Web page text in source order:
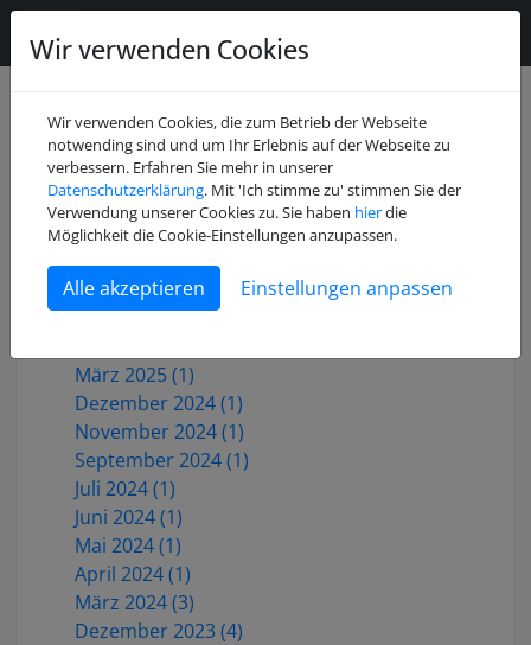
Juli 2026 (2)
Mai 2026 (1)
Dezember 2025 (3)
Oktober 2025 (1)
Juni 2025 (1)
März 2025 (1)
Dezember 2024 (1)
November 2024 (1)
September 2024 (1)
Juli 2024 (1)
Juni 2024 (1)
Mai 2024 (1)
April 2024 (1)
März 2024 (3)
Dezember 2023 (4)
Wir verwenden Cookies
Wir verwenden Cookies, die zum Betrieb der Webseite
notwending sind und um Ihr Erlebnis auf der Webseite zu
verbessern. Erfahren Sie mehr in unserer
Datenschutzerklärung. Mit 'Ich stimme zu' stimmen Sie der
Verwendung unserer Cookies zu. Sie haben hierdie
Möglichkeit die Cookie-Einstellungen anzupassen.
Einstellungen anpassen